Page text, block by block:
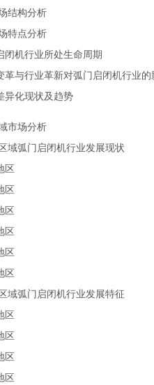
结构分析
特点分析
闭机行业所处生命周期
革与行业革新对弧门启闭机行业的
异化现状及趋势
市场分析
域弧门启闭机行业发展现状
区
区
区
区
区
区
域弧门启闭机行业发展特征
区
区
区
区